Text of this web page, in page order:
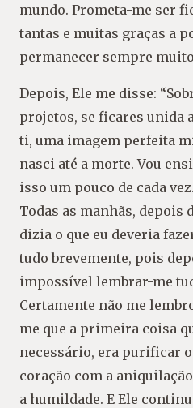
mundo. Prometa-me ser
tantas e muitas graças a
permanecer sempre
Depois, Ele me disse:
projetos, se ficares unida
ti, uma imagem perfeita
nasci até a morte. Vou
isso um pouco de cada
Todas as manhãs, depois
dizia o que eu deveria
tudo brevemente, pois
impossível lembrar-me
Certamente não me
me que a primeira coisa
necessário, era purificar
coração com a
a humildade. E Ele